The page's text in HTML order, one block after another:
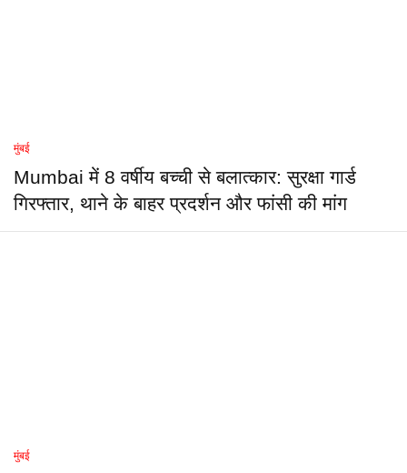
मुंबई
Mumbai में 8 वर्षीय बच्ची से बलात्कार: सुरक्षा गार्ड
गिरफ्तार, थाने के बाहर प्रदर्शन और फांसी की मांग
मुंबई